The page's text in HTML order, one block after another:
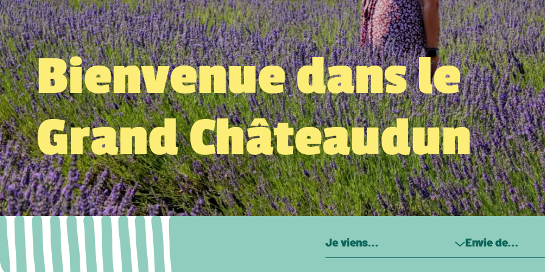
Bienvenue dans le
Grand Châteaudun